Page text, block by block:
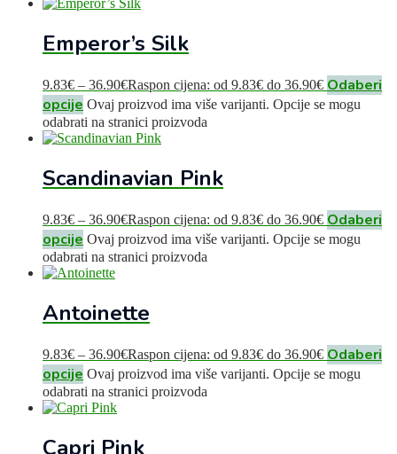
Emperor’s Silk
9.83€ – 36.90€Raspon cijena: od 9.83€ do 36.90€ Odaberi
opcije Ovaj proizvod ima više varijanti. Opcije se mogu
odabrati na stranici proizvoda
Scandinavian Pink
9.83€ – 36.90€Raspon cijena: od 9.83€ do 36.90€ Odaberi
opcije Ovaj proizvod ima više varijanti. Opcije se mogu
odabrati na stranici proizvoda
Antoinette
9.83€ – 36.90€Raspon cijena: od 9.83€ do 36.90€ Odaberi
opcije Ovaj proizvod ima više varijanti. Opcije se mogu
odabrati na stranici proizvoda
Capri Pink